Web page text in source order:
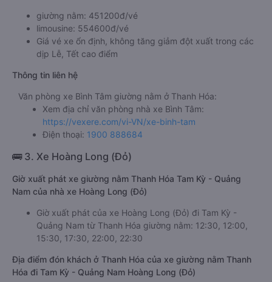
giường nằm: 451200đ/vé
limousine: 554600đ/vé
Giá vé xe ổn định, không tăng giảm đột xuất trong các
dịp Lễ, Tết cao điểm
Thông tin liên hệ
Văn phòng xe Bình Tâm giường nằm ở Thanh Hóa:
Xem địa chỉ văn phòng nhà xe Bình Tâm:
https://vexere.com/vi-VN/xe-binh-tam
Điện thoại: 1900 888684
🚌 3. Xe Hoàng Long (Đỏ)
Giờ xuất phát xe giường nằm Thanh Hóa Tam Kỳ - Quảng
Nam của nhà xe Hoàng Long (Đỏ)
Giờ xuất phát của xe Hoàng Long (Đỏ) đi Tam Kỳ -
Quảng Nam từ Thanh Hóa giường nằm: 12:30, 12:00,
15:30, 17:30, 22:00, 22:30
Địa điểm đón khách ở Thanh Hóa của xe giường nằm Thanh
Hóa đi Tam Kỳ - Quảng Nam Hoàng Long (Đỏ)